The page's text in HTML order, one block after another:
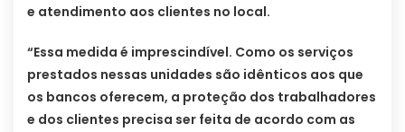
e atendimento aos clientes no local.
“Essa medida é imprescindível. Como os serviços
prestados nessas unidades são idênticos aos que
os bancos oferecem, a proteção dos trabalhadores
e dos clientes precisa ser feita de acordo com as